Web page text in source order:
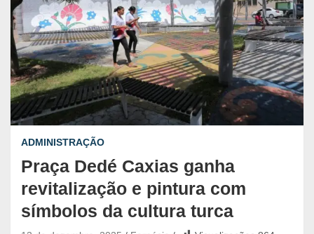
ADMINISTRAÇÃO
Praça Dedé Caxias ganha
revitalização e pintura com
símbolos da cultura turca